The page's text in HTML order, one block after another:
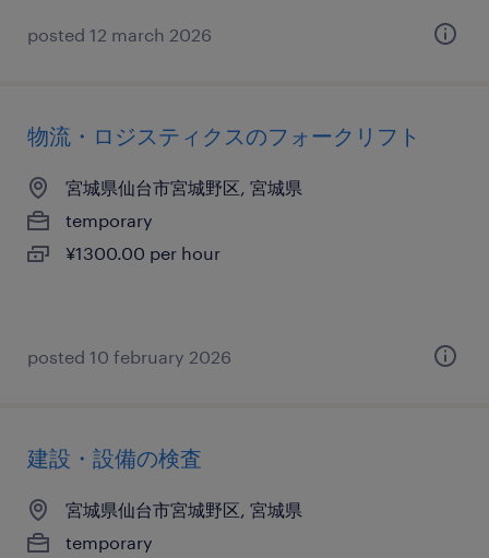
posted 12 march 2026
物流・ロジスティクスのフォークリフト
宮城県仙台市宮城野区, 宮城県
temporary
¥1300.00 per hour
posted 10 february 2026
建設・設備の検査
宮城県仙台市宮城野区, 宮城県
temporary